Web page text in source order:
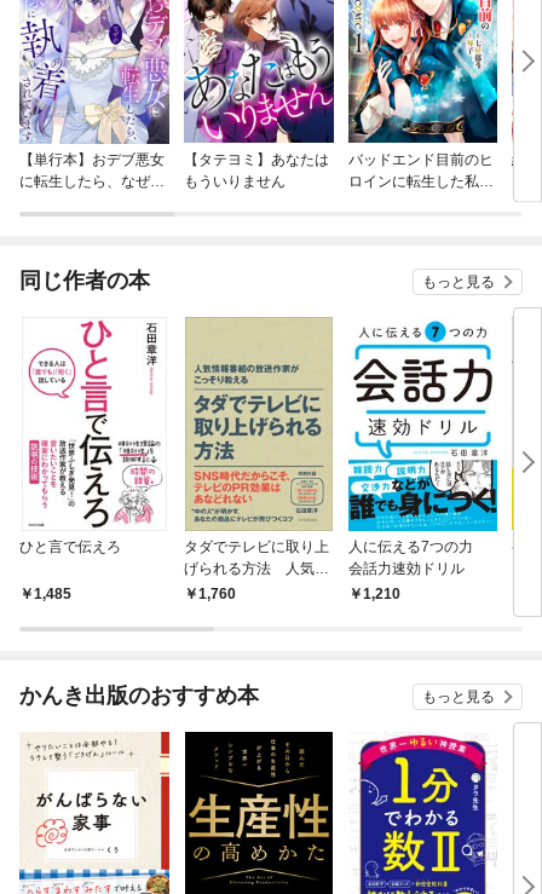
【単行本】おデブ悪女
に転生したら、なぜか
【タテヨミ】あなたは
もういりません
バッドエンド目前のヒ
ロインに転生した私、
結
同じ作者の本 もっと見る
ひと言で伝えろ
1,485
タダでテレビに取り上
げられる方法 人気情
報番組の放送作家がこ
1,760
人に伝える7つの力
会話力速効ドリル
1,210
初
かんき出版のおすすめ本 もっと見る